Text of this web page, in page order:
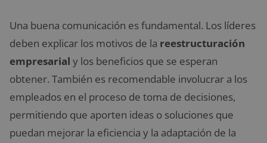
Una buena comunicación es fundamental. Los líderes
deben explicar los motivos de la reestructuración
empresarial y los beneficios que se esperan
obtener. También es recomendable involucrar a los
empleados en el proceso de toma de decisiones,
permitiendo que aporten ideas o soluciones que
puedan mejorar la eficiencia y la adaptación de la